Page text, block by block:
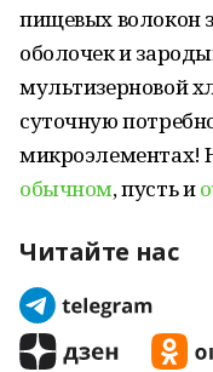
пищевых волокон
оболочек и
мультизерновой
суточную
микроэлементах!
обычном, пусть и
Читайте нас